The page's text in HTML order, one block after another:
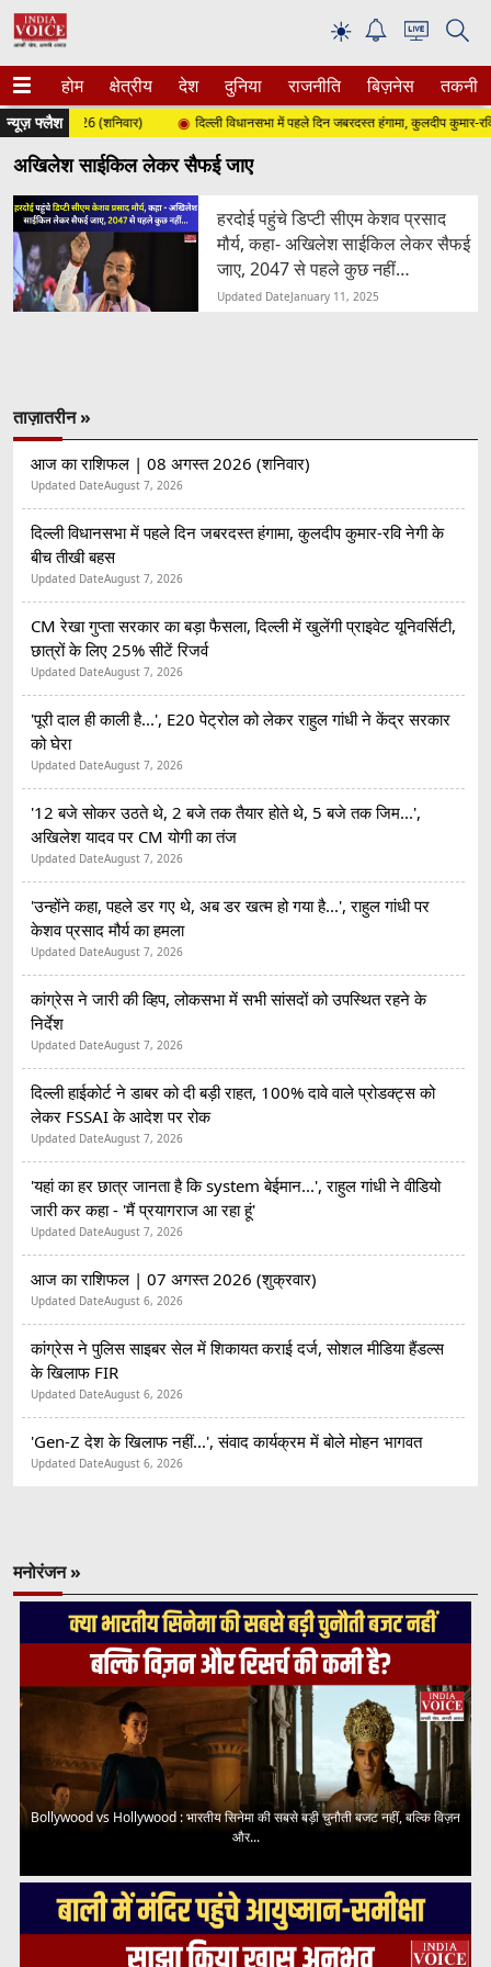
☀
होम क्षेत्रीय देश दुनिया राजनीति बिज़नेस तकनीक
न्यूज़ फ्लैश2026 (शनिवार) दिल्ली विधानसभा में पहले दिन जबरदस्त हंगामा, कुलदीप कुमार-रवि
अखिलेश साईकिल लेकर सैफई जाए
हरदोई पहुंचे डिप्टी सीएम केशव प्रसाद
मौर्य, कहा- अखिलेश साईकिल लेकर सैफई
जाए, 2047 से पहले कुछ नहीं…
Updated DateJanuary 11, 2025
ताज़ातरीन »
आज का राशिफल | 08 अगस्त 2026 (शनिवार)
Updated DateAugust 7, 2026
दिल्ली विधानसभा में पहले दिन जबरदस्त हंगामा, कुलदीप कुमार-रवि नेगी के
बीच तीखी बहस
Updated DateAugust 7, 2026
CM रेखा गुप्ता सरकार का बड़ा फैसला, दिल्ली में खुलेंगी प्राइवेट यूनिवर्सिटी,
छात्रों के लिए 25% सीटें रिजर्व
Updated DateAugust 7, 2026
'पूरी दाल ही काली है...', E20 पेट्रोल को लेकर राहुल गांधी ने केंद्र सरकार
को घेरा
Updated DateAugust 7, 2026
'12 बजे सोकर उठते थे, 2 बजे तक तैयार होते थे, 5 बजे तक जिम...',
अखिलेश यादव पर CM योगी का तंज
Updated DateAugust 7, 2026
'उन्होंने कहा, पहले डर गए थे, अब डर खत्म हो गया है...', राहुल गांधी पर
केशव प्रसाद मौर्य का हमला
Updated DateAugust 7, 2026
कांग्रेस ने जारी की व्हिप, लोकसभा में सभी सांसदों को उपस्थित रहने के
निर्देश
Updated DateAugust 7, 2026
दिल्ली हाईकोर्ट ने डाबर को दी बड़ी राहत, 100% दावे वाले प्रोडक्ट्स को
लेकर FSSAI के आदेश पर रोक
Updated DateAugust 7, 2026
'यहां का हर छात्र जानता है कि system बेईमान...', राहुल गांधी ने वीडियो
जारी कर कहा - 'मैं प्रयागराज आ रहा हूं'
Updated DateAugust 7, 2026
आज का राशिफल | 07 अगस्त 2026 (शुक्रवार)
Updated DateAugust 6, 2026
कांग्रेस ने पुलिस साइबर सेल में शिकायत कराई दर्ज, सोशल मीडिया हैंडल्स
के खिलाफ FIR
Updated DateAugust 6, 2026
'Gen-Z देश के खिलाफ नहीं...', संवाद कार्यक्रम में बोले मोहन भागवत
Updated DateAugust 6, 2026
मनोरंजन »
Bollywood vs Hollywood : भारतीय सिनेमा की सबसे बड़ी चुनौती बजट नहीं, बल्कि विज़न
और...